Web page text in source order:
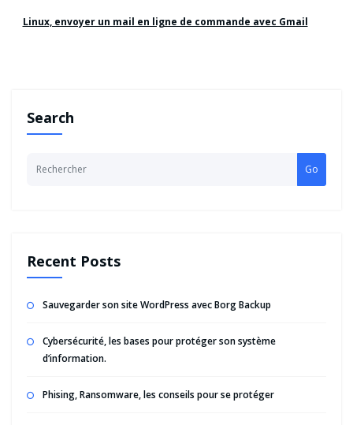
Linux, envoyer un mail en ligne de commande avec Gmail
Search
Go
Recent Posts
Sauvegarder son site WordPress avec Borg Backup
Cybersécurité, les bases pour protéger son système
d’information.
Phising, Ransomware, les conseils pour se protéger